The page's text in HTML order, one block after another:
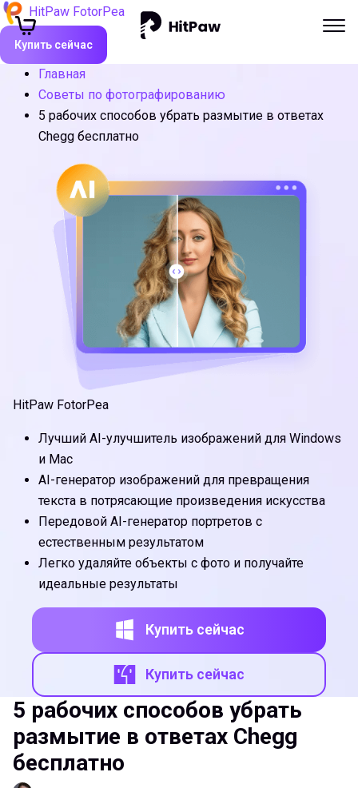
HitPaw FotorPea
Купить сейчас
Главная
Советы по фотографированию
5 рабочих способов убрать размытие в ответах
Chegg бесплатно
HitPaw FotorPea
Лучший AI-улучшитель изображений для Windows
и Mac
AI-генератор изображений для превращения
текста в потрясающие произведения искусства
Передовой AI-генератор портретов с
естественным результатом
Легко удаляйте объекты с фото и получайте
идеальные результаты
Купить сейчас
Купить сейчас
5 рабочих способов убрать
размытие в ответах Chegg
бесплатно